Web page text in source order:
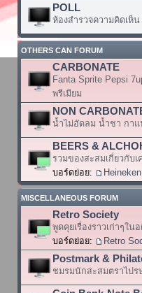
POLL
ห้องสำรวจความคิดเห็
OTHERS CAN FORUM
CARBONATE
Fanta Sprite Pepsi
พรีเมียม
NON
น้ำไม่อัดลม น้ำชา กาแ
BEERS &
รวมของสะสมเกี่ยวกับ
บอร์ดย่อย:
MISCELLANEOUS FORUM
Retro Society
พูดคุยเรื่องราวเก่าๆใ
บอร์ดย่อย:
Retro
Postmark &
ชมรมนักสะสมตราไป